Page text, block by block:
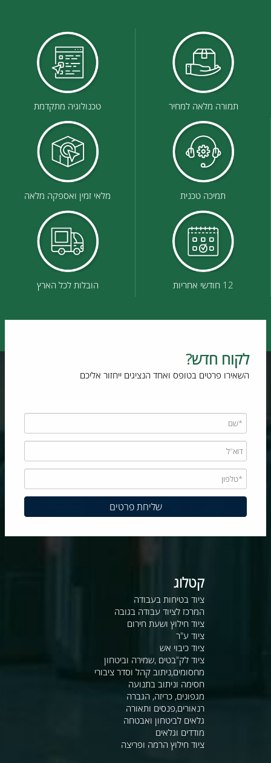
תמורה מלאה למחיר טכנולוגיה מתקדמת
תמיכה טכנית מלאי זמין ואספקה מלאה
12 חודשי אחריות הובלות לכל הארץ
לקוח חדש?
השאירו פרטים בטופס ואחד הנציגים ייחזור אליכם
קטלוג
ציוד בטיחות בעבודה
המרכז לציוד עבודה בגובה
ציוד חילוץ ושעת חירום
ציוד ע"ר
ציוד כיבוי אש
ציוד לק"בטים ,שמירה וביטחון
מחסומים,ניתוב קהל וסדר ציבורי
חסימה וניתוב בתנועה
מגפונים, כריזה, הגברה
רנאורים,פנסים ותאורה
גלאים לביטחון ואבטחה
מודדים וגלאים
ציוד חילוץ הרמה ופריצה